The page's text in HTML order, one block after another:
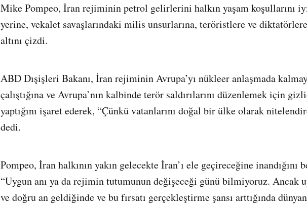
Mike Pompeo, İran rejiminin petrol gelirlerini halkın yaşam koşullarını
yerine, vekalet savaşlarındaki milis unsurlarına, teröristlere ve diktatörlere
altını çizdi.
ABD Dışişleri Bakanı, İran rejiminin Avrupa’yı nükleer anlaşmada
çalıştığına ve Avrupa’nın kalbinde terör saldırılarını düzenlemek için
yaptığını işaret ederek, “Çünkü vatanlarını doğal bir ülke olarak
dedi.
Pompeo, İran halkının yakın gelecekte İran’ı ele geçireceğine inandığını
“Uygun anı ya da rejimin tutumunun değişeceği günü bilmiyoruz. Ancak
ve doğru an geldiğinde ve bu fırsatı gerçekleştirme şansı arttığında